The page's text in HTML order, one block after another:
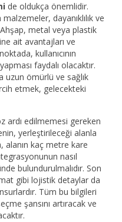
de oldukça önemlidir.
dayanıklılık ve
Ahşap, metal veya plastik
ait avantajları ve
kullanıcının
faydalı olacaktır.
uzun ömürlü ve sağlık
etmek, gelecekteki
ardı edilmemesi gereken
yerleştirileceği alanla
alanın kaç metre kare
nasıl
bulundurulmalıdır. Son
gibi lojistik detaylar da
Tüm bu bilgileri
şansını artıracak ve